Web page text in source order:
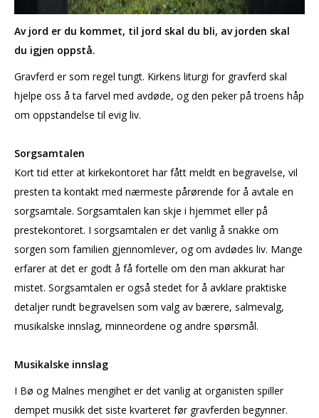
Av jord er du kommet, til jord skal du bli, av jorden skal
du igjen oppstå.
Gravferd er som regel tungt. Kirkens liturgi for gravferd skal
hjelpe oss å ta farvel med avdøde, og den peker på troens håp
om oppstandelse til evig liv.
Sorgsamtalen
Kort tid etter at kirkekontoret har fått meldt en begravelse, vil
presten ta kontakt med nærmeste pårørende for å avtale en
sorgsamtale. Sorgsamtalen kan skje i hjemmet eller på
prestekontoret. I sorgsamtalen er det vanlig å snakke om
sorgen som familien gjennomlever, og om avdødes liv. Mange
erfarer at det er godt å få fortelle om den man akkurat har
mistet. Sorgsamtalen er også stedet for å avklare praktiske
detaljer rundt begravelsen som valg av bærere, salmevalg,
musikalske innslag, minneordene og andre spørsmål.
Musikalske innslag
I Bø og Malnes mengihet er det vanlig at organisten spiller
dempet musikk det siste kvarteret før gravferden begynner.